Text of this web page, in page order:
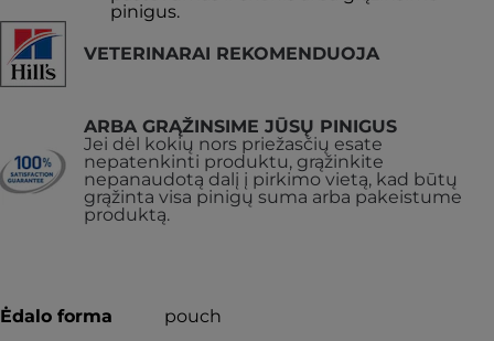
pinigus.
VETERINARAI REKOMENDUOJA
ARBA GRĄŽINSIME JŪSŲ PINIGUS
Jei dėl kokių nors priežasčių esate
nepatenkinti produktu, grąžinkite
nepanaudotą dalį į pirkimo vietą, kad būtų
grąžinta visa pinigų suma arba pakeistume
produktą.
Ėdalo forma pouch